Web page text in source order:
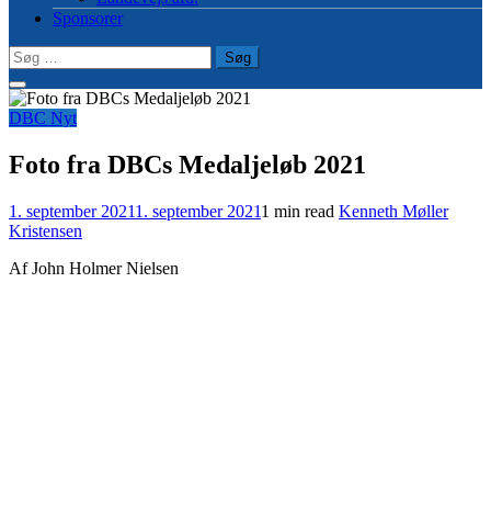
Sponsorer
Søg
efter:
DBC Nyt
Foto fra DBCs Medaljeløb 2021
1. september 20211. september 20211 min read Kenneth Møller
Kristensen
Af John Holmer Nielsen